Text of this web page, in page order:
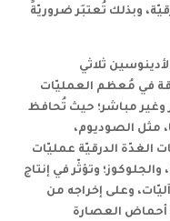
وبذلك تُعتبَر ضروريّةً
ثلاثي
في مُعظم العمليّات
مباشر؛ حيث تُحافظ
مثل الصوديوم،
الغدّة الدرقيّة عمليّات
وتؤثّر في إنتاج
وعلى إخراجه من
العصارة